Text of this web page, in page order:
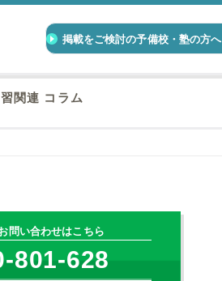
掲載をご検討の予備校・塾の方へ
関連 コラム
問い合わせはこちら
801-628